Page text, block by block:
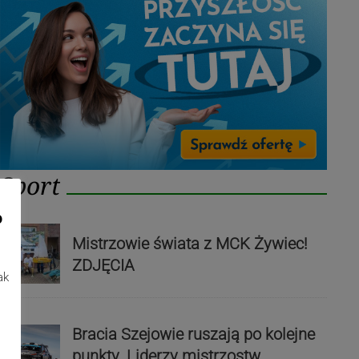
Sport
Mistrzowie świata z MCK Żywiec!
ZDJĘCIA
Bracia Szejowie ruszają po kolejne